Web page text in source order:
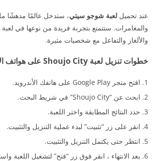
عند تحميل لعبة شوجو سيتي، ستدخل عالمًا مدهشًا
والمغامرات. ستتمتع بتجربة فريدة من نوعها في لعبة
والألغاز والتفاعل مع شخصيات مثيرة.
خطوات تنزيل لعبة Shoujo City على هواتف الأندرويد
افتح متجر Google Play على هاتفك الأندرويد.
ابحث عن “Shoujo City” في شريط البحث.
حدد النتائج المطابقة واختر اللعبة.
انقر على زر “تثبيت” لبدء عملية التنزيل والتثبيت.
انتظر حتى يكتمل التنزيل والتثبيت.
بعد الانتهاء ، انقر فوق زر “فتح” لتشغيل اللعبة